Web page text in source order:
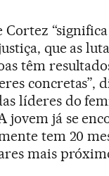
Cortez
que as
têm
concretas”,
líderes do
jovem já se
tem 20
mais